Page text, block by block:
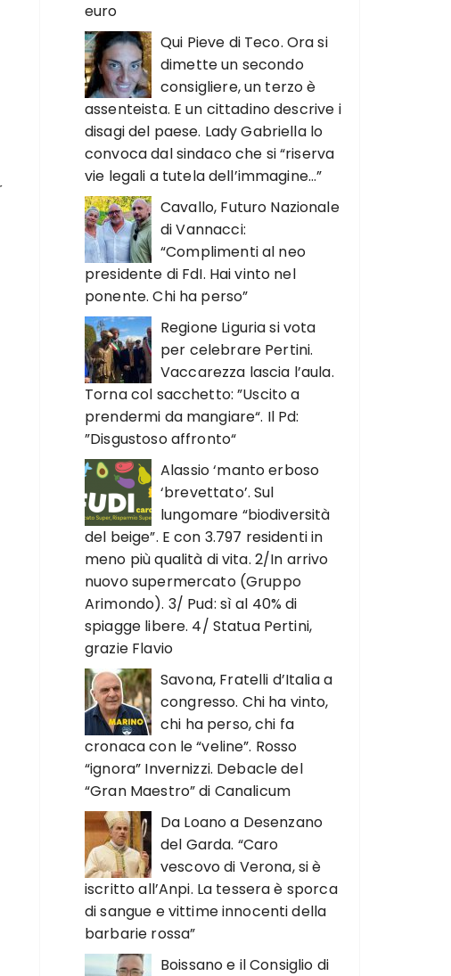
euro
Qui Pieve di Teco. Ora si
dimette un secondo
consigliere, un terzo è
assenteista. E un cittadino descrive i
disagi del paese. Lady Gabriella lo
convoca dal sindaco che si “riserva
vie legali a tutela dell’immagine…”
Cavallo, Futuro Nazionale
di Vannacci:
“Complimenti al neo
presidente di FdI. Hai vinto nel
ponente. Chi ha perso”
Regione Liguria si vota
per celebrare Pertini.
Vaccarezza lascia l’aula.
Torna col sacchetto: ”Uscito a
prendermi da mangiare“. Il Pd:
”Disgustoso affronto“
Alassio ‘manto erboso
‘brevettato’. Sul
lungomare “biodiversità
del beige”. E con 3.797 residenti in
meno più qualità di vita. 2/In arrivo
nuovo supermercato (Gruppo
Arimondo). 3/ Pud: sì al 40% di
spiagge libere. 4/ Statua Pertini,
grazie Flavio
Savona, Fratelli d’Italia a
congresso. Chi ha vinto,
chi ha perso, chi fa
cronaca con le “veline”. Rosso
“ignora” Invernizzi. Debacle del
“Gran Maestro” di Canalicum
Da Loano a Desenzano
del Garda. “Caro
vescovo di Verona, si è
iscritto all’Anpi. La tessera è sporca
di sangue e vittime innocenti della
barbarie rossa”
Boissano e il Consiglio di